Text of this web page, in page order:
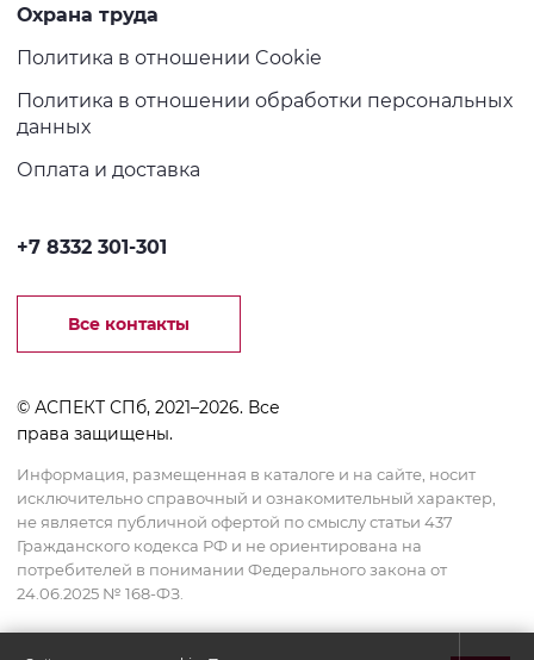
Охрана труда
Политика в отношении Cookie
Политика в отношении обработки персональных
данных
Оплата и доставка
+7 8332 301-301
Все контакты
© АСПЕКТ СПб, 2021–2026. Все
права защищены.
Информация, размещенная в каталоге и на сайте, носит
исключительно справочный и ознакомительный характер,
не является публичной офертой по смыслу статьи 437
Гражданского кодекса РФ и не ориентирована на
потребителей в понимании Федерального закона от
24.06.2025 № 168-ФЗ.